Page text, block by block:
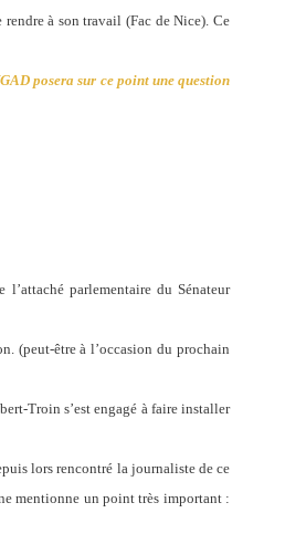
à son travail (Fac de Nice). Ce
posera sur ce point une question
parlementaire du Sénateur
(peut-être à l’occasion du prochain
Troin s’est engagé à faire installer
lors rencontré la journaliste de ce
mentionne un point très important :